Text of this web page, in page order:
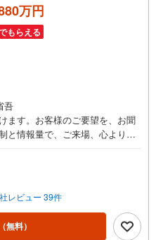
万円
もらえる
吾
ます。お客様のご要望を、お聞
と情報量で、ご来場、心よりお
案。・ 未来に起こるであろうご
上でご提案「ミラカレクラ
自宅を綺麗にかつ瀟洒にさせる
サービス。・ 購入者様へ、税
セミナーをご招待いたします。
ご希望をお伝えください。（も
レビュー 39件
（無料）